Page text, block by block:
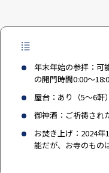
年末年始の参拝：可
の開門時間0:00〜
屋台：あり（5〜6軒）
御神酒：ご祈祷され
お焚き上げ：2024
能だが、お寺のもの